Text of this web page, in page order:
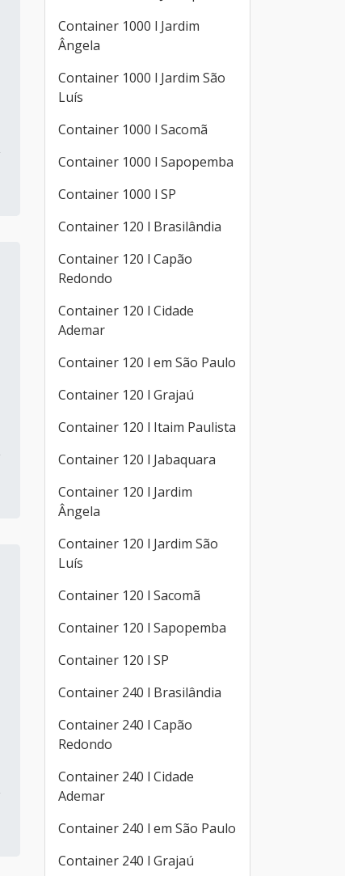
Container 1000 l Jardim
Ângela
Container 1000 l Jardim São
Luís
Container 1000 l Sacomã
Container 1000 l Sapopemba
Container 1000 l SP
Container 120 l Brasilândia
Container 120 l Capão
Redondo
Container 120 l Cidade
Ademar
Container 120 l em São Paulo
Container 120 l Grajaú
Container 120 l Itaim Paulista
Container 120 l Jabaquara
Container 120 l Jardim
Ângela
Container 120 l Jardim São
Luís
Container 120 l Sacomã
Container 120 l Sapopemba
Container 120 l SP
Container 240 l Brasilândia
Container 240 l Capão
Redondo
Container 240 l Cidade
Ademar
Container 240 l em São Paulo
Container 240 l Grajaú